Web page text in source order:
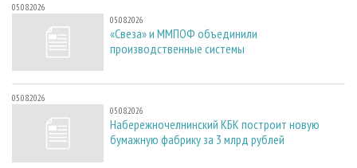
05.08.2026
05.08.2026
«Свеза» и ММПОФ объединили
производственные системы
05.08.2026
05.08.2026
Набережночелнинский КБК построит новую
бумажную фабрику за 3 млрд рублей